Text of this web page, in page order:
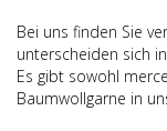
Bei uns finden Sie
unterscheiden sich
Es gibt sowohl
Baumwollgarne in